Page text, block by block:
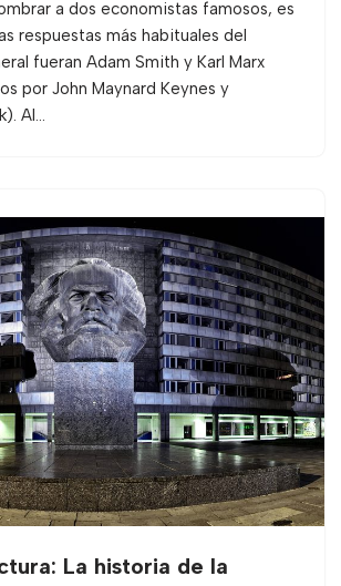
a dos economistas famosos, es
respuestas más habituales del
fueran Adam Smith y Karl Marx
por John Maynard Keynes y
Al…
La historia de la